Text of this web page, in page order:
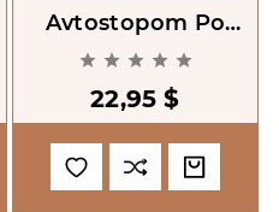
Avtostopom Po
Galaktike
[Hitchhiker's Guide
To The Galaxy]
    
22,95 $